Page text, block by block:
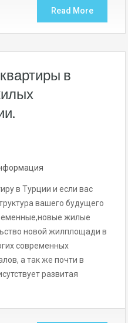
Read More
в
в Турции и если вас
вашего будущего
жилые
новой жилплощади в
современных
а так же почти в
развитая